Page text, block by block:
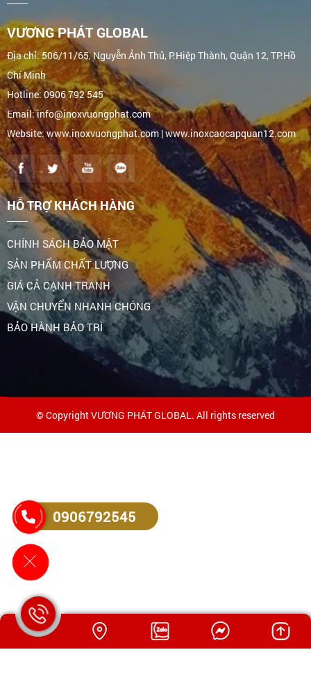
VƯƠNG PHÁT GLOBAL
Địa chỉ: 506/11/65, Nguyễn Ảnh Thủ, P.Hiệp Thành, Quận 12, TP.Hồ
Chí Minh
Hotline: 0906 792 545
Email: info@inoxvuongphat.com
Website: www.inoxvuongphat.com | www.inoxcaocapquan12.com
HỖ TRỢ KHÁCH HÀNG
CHÍNH SÁCH BẢO MẬT
SẢN PHẨM CHẤT LƯỢNG
GIÁ CẢ CẠNH TRANH
VẬN CHUYỂN NHANH CHÓNG
BẢO HÀNH BẢO TRÌ
© Copyright VƯƠNG PHÁT GLOBAL. All rights reserved
0906792545